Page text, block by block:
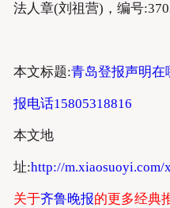
法人章(刘祖营)，编号
本文标题:青岛登报声明在
报电话15805318816
本文地
址:http://
关于齐鲁晚报的更多经